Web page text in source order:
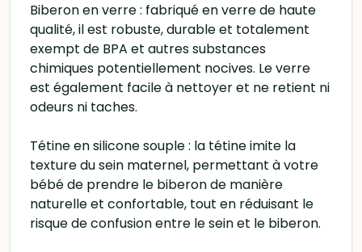
Biberon en verre : fabriqué en verre de haute
qualité, il est robuste, durable et totalement
exempt de BPA et autres substances
chimiques potentiellement nocives. Le verre
est également facile à nettoyer et ne retient ni
odeurs ni taches.
Tétine en silicone souple : la tétine imite la
texture du sein maternel, permettant à votre
bébé de prendre le biberon de manière
naturelle et confortable, tout en réduisant le
risque de confusion entre le sein et le biberon.